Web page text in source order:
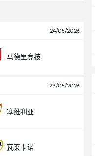
24/05/2026
马德里竞技
23/05/2026
塞维利亚
瓦莱卡诺